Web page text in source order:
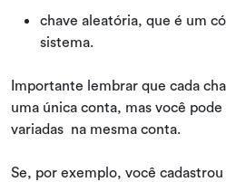
chave aleatória, que é um
sistema.
Importante lembrar que cada
uma única conta, mas você
variadas na mesma conta.
Se, por exemplo, você